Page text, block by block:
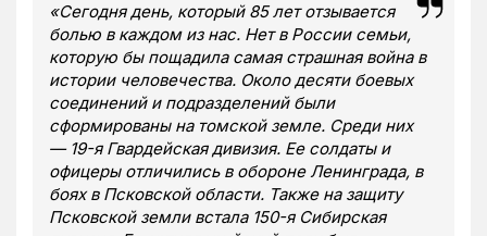
«Сегодня день, который 85 лет отзывается
болью в каждом из нас. Нет в России семьи,
которую бы пощадила самая страшная война в
истории человечества. Около десяти боевых
соединений и подразделений были
сформированы на томской земле. Среди них
— 19-я Гвардейская дивизия. Ее солдаты и
офицеры отличились в обороне Ленинграда, в
боях в Псковской области. Также на защиту
Псковской земли встала 150-я Сибирская